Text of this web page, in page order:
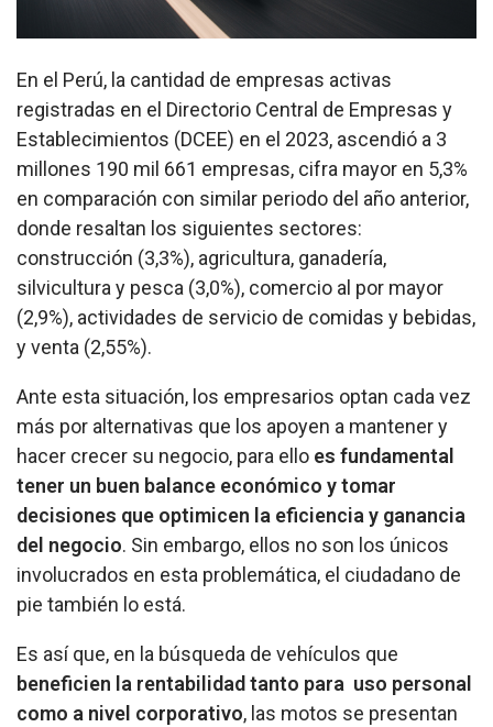
En el Perú, la cantidad de empresas activas
registradas en el Directorio Central de Empresas y
Establecimientos (DCEE) en el 2023, ascendió a 3
millones 190 mil 661 empresas, cifra mayor en 5,3%
en comparación con similar periodo del año anterior,
donde resaltan los siguientes sectores:
construcción (3,3%), agricultura, ganadería,
silvicultura y pesca (3,0%), comercio al por mayor
(2,9%), actividades de servicio de comidas y bebidas,
y venta (2,55%).
Ante esta situación, los empresarios optan cada vez
más por alternativas que los apoyen a mantener y
hacer crecer su negocio, para ello es fundamental
tener un buen balance económico y tomar
decisiones que optimicen la eficiencia y ganancia
del negocio. Sin embargo, ellos no son los únicos
involucrados en esta problemática, el ciudadano de
pie también lo está.
Es así que, en la búsqueda de vehículos que
beneficien la rentabilidad tanto para uso personal
como a nivel corporativo, las motos se presentan